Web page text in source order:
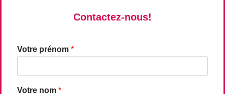
Contactez-nous!
Votre prénom *
Votre nom *